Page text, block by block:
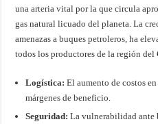
una arteria vital por la que circula
gas natural licuado del planeta. La
amenazas a buques petroleros, ha
todos los productores de la región del
Logística: El aumento de costos
márgenes de beneficio.
Seguridad: La vulnerabilidad ante